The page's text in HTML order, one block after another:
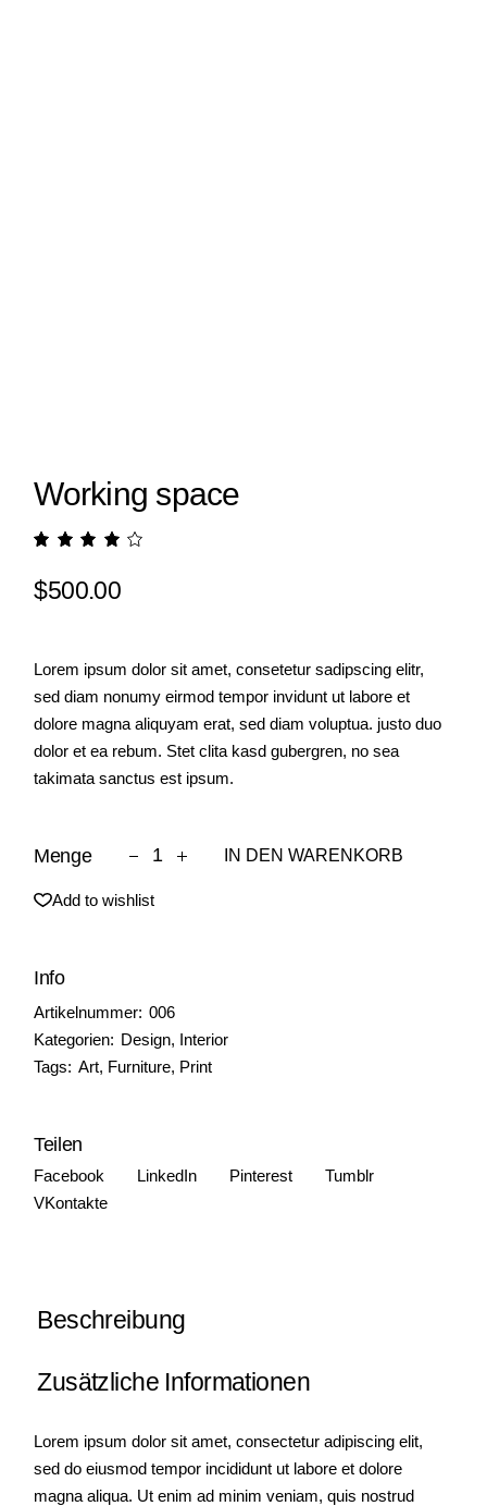
Working space
$500.00
Lorem ipsum dolor sit amet, consetetur sadipscing elitr,
sed diam nonumy eirmod tempor invidunt ut labore et
dolore magna aliquyam erat, sed diam voluptua. justo duo
dolor et ea rebum. Stet clita kasd gubergren, no sea
takimata sanctus est ipsum.
Menge Working space quantityIN DEN WARENKORB
Add to wishlist
Info
Artikelnummer: 006
Kategorien: Design, Interior
Tags: Art, Furniture, Print
Teilen
Facebook LinkedIn Pinterest
Tumblr
VKontakte
Beschreibung
Zusätzliche Informationen
Lorem ipsum dolor sit amet, consectetur adipiscing elit,
sed do eiusmod tempor incididunt ut labore et dolore
magna aliqua. Ut enim ad minim veniam, quis nostrud